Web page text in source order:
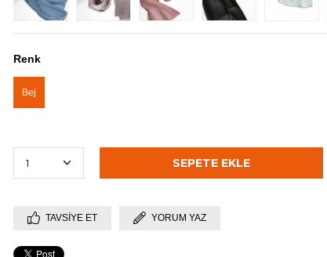
Renk
Bej
TAVSIYE ET YORUM YAZ